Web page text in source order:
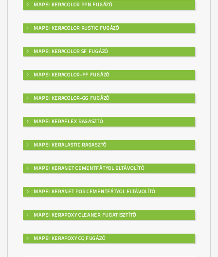
MAPEI KERACOLOR PPN FUGÁZÓ
MAPEI KERACOLOR RUSTIC FUGÁZÓ
MAPEI KERACOLOR SF FUGÁZÓ
MAPEI KERACOLOR-FF FUGÁZÓ
MAPEI KERACOLOR-GG FUGÁZÓ
MAPEI KERAFLEX RAGASZTÓ
MAPEI KERALASTIC RAGASZTÓ
MAPEI KERANET CEMENTFÁTYOL ELTÁVOLÍTÓ
MAPEI KERANET POR CEMENTFÁTYOL ELTÁVOLÍTÓ
MAPEI KERAPOXY CLEANER FUGATISZTÍTÓ
MAPEI KERAPOXY CQ FUGÁZÓ